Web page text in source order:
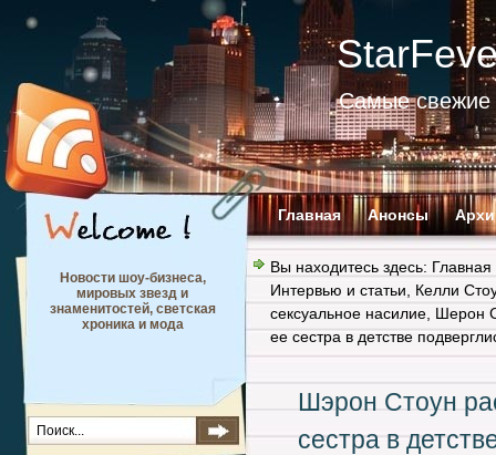
Самые свежие
Главная Анонсы
Новости шоу-бизнеса,
мировых звезд и
знаменитостей, светская
хроника и мода
Вы находитесь здесь: Главная
Интервью и статьи
Келли
сексуальное насилие Шерон
ее сестра в детстве
Шэрон Стоун
сестра в